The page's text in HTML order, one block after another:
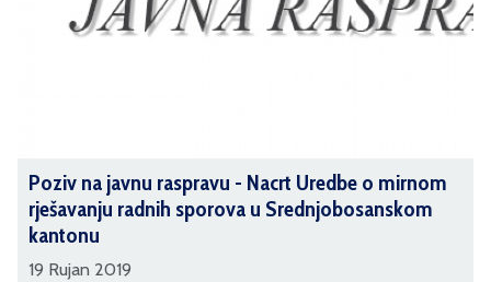
Poziv na javnu raspravu - Nacrt Uredbe o mirnom
rješavanju radnih sporova u Srednjobosanskom
kantonu
19 Rujan 2019